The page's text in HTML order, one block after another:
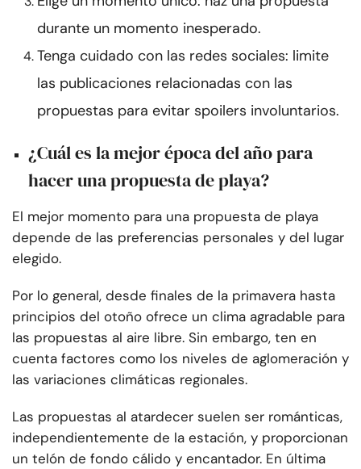
durante un momento inesperado.
Tenga cuidado con las redes sociales: limite
las publicaciones relacionadas con las
propuestas para evitar spoilers involuntarios.
¿Cuál es la mejor época del año para
hacer una propuesta de playa?
El mejor momento para una propuesta de playa
depende de las preferencias personales y del lugar
elegido.
Por lo general, desde finales de la primavera hasta
principios del otoño ofrece un clima agradable para
las propuestas al aire libre. Sin embargo, ten en
cuenta factores como los niveles de aglomeración y
las variaciones climáticas regionales.
Las propuestas al atardecer suelen ser románticas,
independientemente de la estación, y proporcionan
un telón de fondo cálido y encantador. En última